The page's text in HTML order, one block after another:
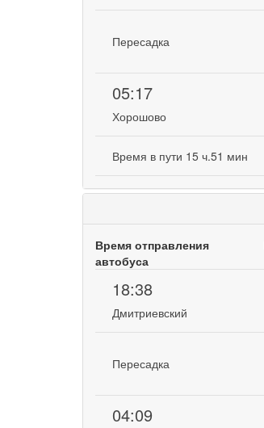
Пересадка
05:17
Хорошово
Время в пути 15 ч.51 мин
Время отправления
автобуса
18:38
Дмитриевский
Пересадка
04:09